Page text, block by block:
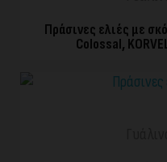
Πράσινες ελιές με
Colossal,